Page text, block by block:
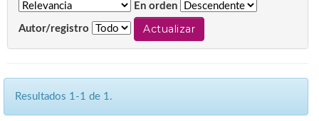
En orden
Autor/registro
Resultados 1-1 de 1.